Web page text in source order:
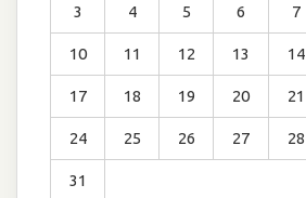
3 4 5 6 7
10 11 12 13 14
17 18 19 20 21
24 25 26 27 28
31